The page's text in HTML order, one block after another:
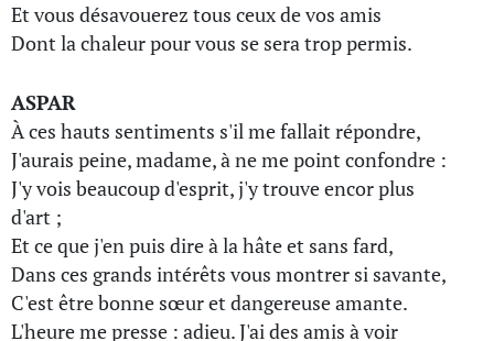
Et vous désavouerez tous ceux de vos amis
Dont la chaleur pour vous se sera trop permis.
ASPAR
À ces hauts sentiments s'il me fallait répondre,
J'aurais peine, madame, à ne me point confondre :
J'y vois beaucoup d'esprit, j'y trouve encor plus
d'art ;
Et ce que j'en puis dire à la hâte et sans fard,
Dans ces grands intérêts vous montrer si savante,
C'est être bonne sœur et dangereuse amante.
L'heure me presse : adieu. J'ai des amis à voir